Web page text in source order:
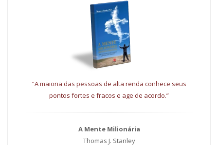
“A maioria das pessoas de alta renda conhece seus
pontos fortes e fracos e age de acordo.”
A Mente Milionária
Thomas J. Stanley